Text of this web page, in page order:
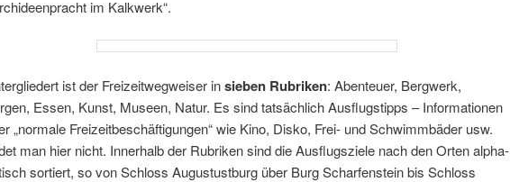
im Kalkwerk“.
ist der Freizeitwegweiser insieben Rubriken: Abenteuer, Bergwerk,
Essen, Kunst, Museen, Natur. Es sind tatsäch­lich Ausflugstipps – Informationen
„normale Freizeitbeschäftigungen“ wie Kino, Disko, Frei- und Schwimmbäder usw.
man hier nicht. Innerhalb der Rubriken sind die Ausflugsziele nach den Orten alpha­
sortiert, so von Schloss Augustustburg über Burg Scharfenstein bis Schloss